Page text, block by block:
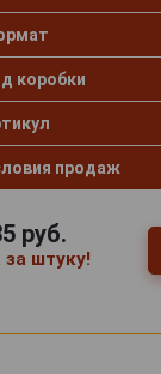
коробки
продаж
руб.
за штуку!